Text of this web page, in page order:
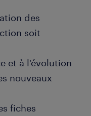
des
soit
et à l'évolution
nouveaux
fiches